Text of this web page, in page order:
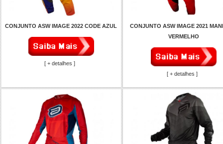
CONJUNTO ASW IMAGE 2022 CODE AZUL
[ + detalhes ]
CONJUNTO ASW IMAGE 2021
VERMELHO
[ + detalhes ]